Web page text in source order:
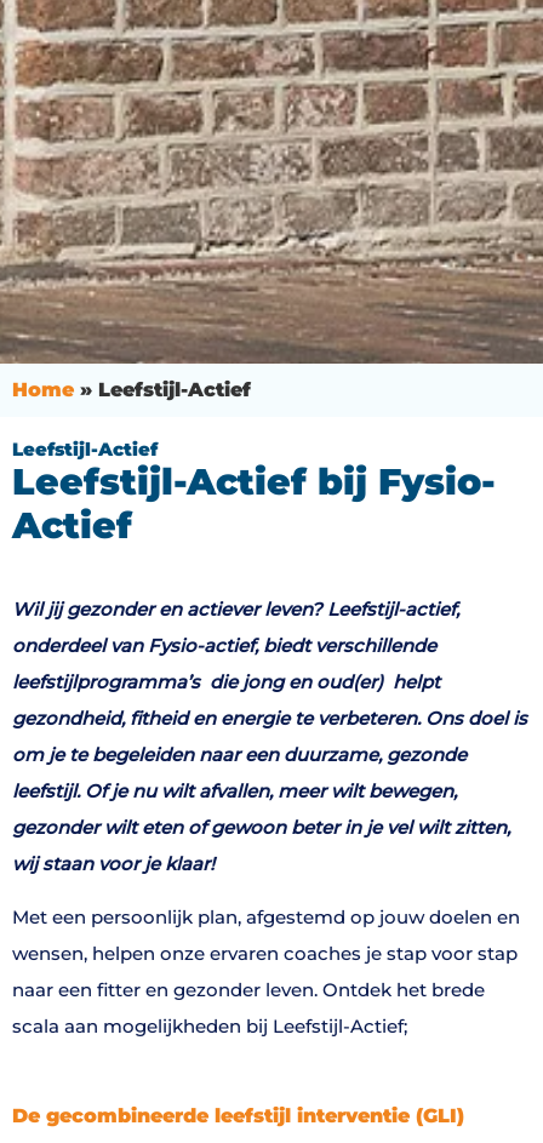
Home » Leefstijl-Actief
Leefstijl-Actief
Leefstijl-Actief bij Fysio-
Actief
Wil jij gezonder en actiever leven? Leefstijl-actief,
onderdeel van Fysio-actief, biedt verschillende
leefstijlprogramma’s die jong en oud(er) helpt
gezondheid, fitheid en energie te verbeteren. Ons doel is
om je te begeleiden naar een duurzame, gezonde
leefstijl. Of je nu wilt afvallen, meer wilt bewegen,
gezonder wilt eten of gewoon beter in je vel wilt zitten,
wij staan voor je klaar!
Met een persoonlijk plan, afgestemd op jouw doelen en
wensen, helpen onze ervaren coaches je stap voor stap
naar een fitter en gezonder leven. Ontdek het brede
scala aan mogelijkheden bij Leefstijl-Actief;
De gecombineerde leefstijl interventie (GLI)